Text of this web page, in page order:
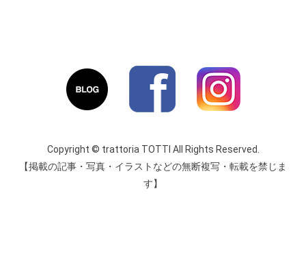
Copyright © trattoria TOTTI All Rights Reserved.
【掲載の記事・写真・イラストなどの無断複写・転載を禁じま
す】